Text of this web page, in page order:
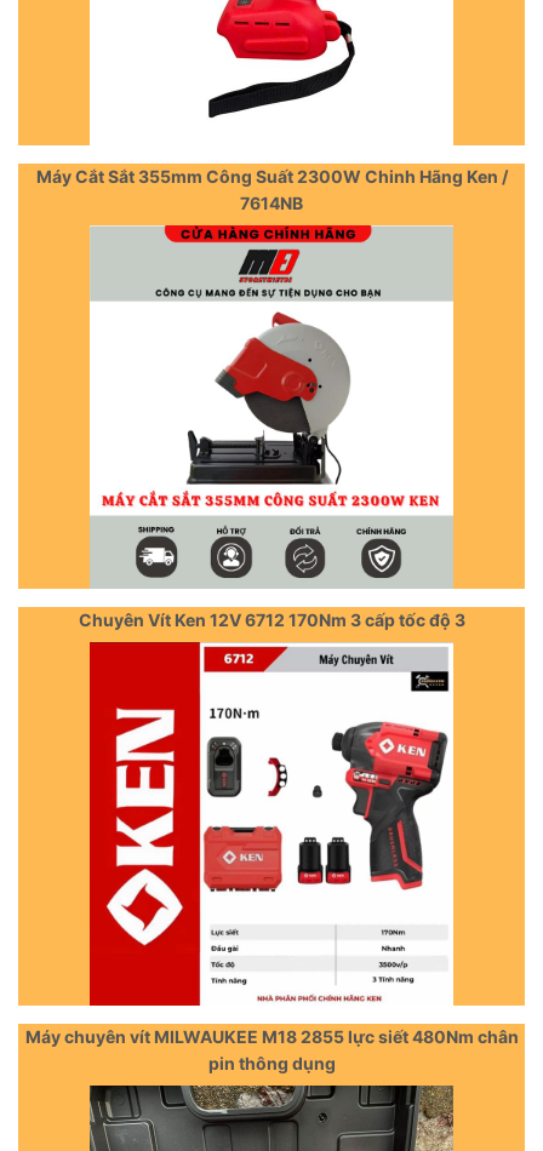
Máy Cắt Sắt 355mm Công Suất 2300W Chinh Hãng Ken /
7614NB
Chuyên Vít Ken 12V 6712 170Nm 3 cấp tốc độ 3
Máy chuyên vít MILWAUKEE M18 2855 lực siết 480Nm chân
pin thông dụng